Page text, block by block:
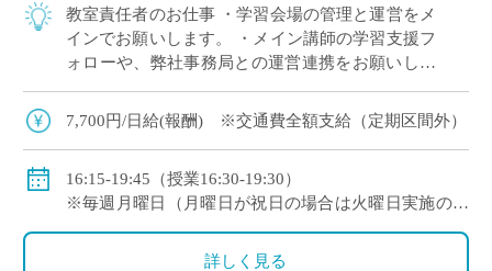
教室責任者のお仕事 ・学習会場の管理と運営をメ
インでお願いします。 ・メイン講師の学習支援フ
ォローや、弊社事務局との運営連携をお願いしま
7,700円/日給(報酬) ※交通費全額支給（定期区間外）
16:15-19:45（授業16:30-19:30）
※毎週月曜日（月曜日が祝日の場合は火曜日実施の日
詳しく見る